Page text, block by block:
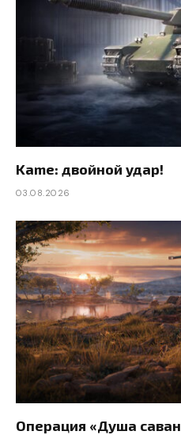
Kame: двойной удар!
03.08.2026
Операция «Душа